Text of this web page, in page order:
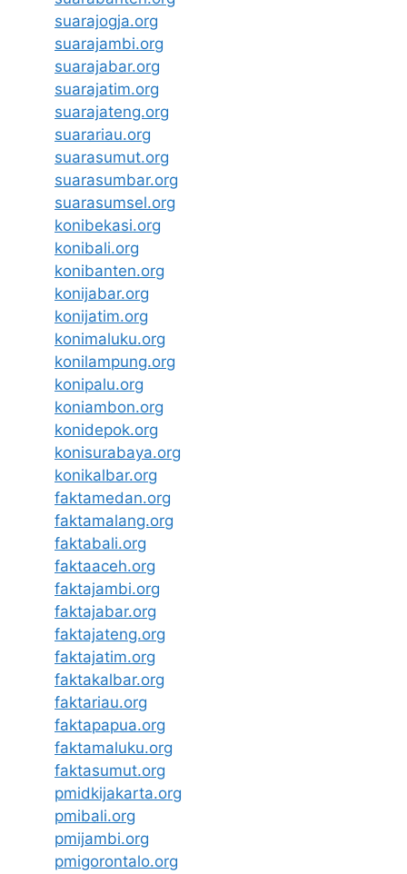
suarajogja.org
suarajambi.org
suarajabar.org
suarajatim.org
suarajateng.org
suarariau.org
suarasumut.org
suarasumbar.org
suarasumsel.org
konibekasi.org
konibali.org
konibanten.org
konijabar.org
konijatim.org
konimaluku.org
konilampung.org
konipalu.org
koniambon.org
konidepok.org
konisurabaya.org
konikalbar.org
faktamedan.org
faktamalang.org
faktabali.org
faktaaceh.org
faktajambi.org
faktajabar.org
faktajateng.org
faktajatim.org
faktakalbar.org
faktariau.org
faktapapua.org
faktamaluku.org
faktasumut.org
pmidkijakarta.org
pmibali.org
pmijambi.org
pmigorontalo.org